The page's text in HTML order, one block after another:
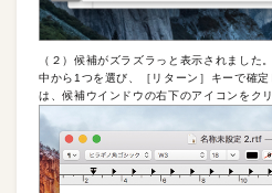
（２）候補がズラズラっと表示されました
中から1つを選び、［リターン］キーで確
は、候補ウインドウの右下のアイコンをク